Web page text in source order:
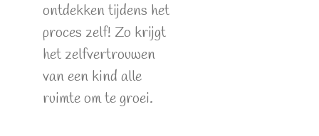
ontdekken tijdens het
proces zelf! Zo krijgt
het zelfvertrouwen
van een kind alle
ruimte om te groei.